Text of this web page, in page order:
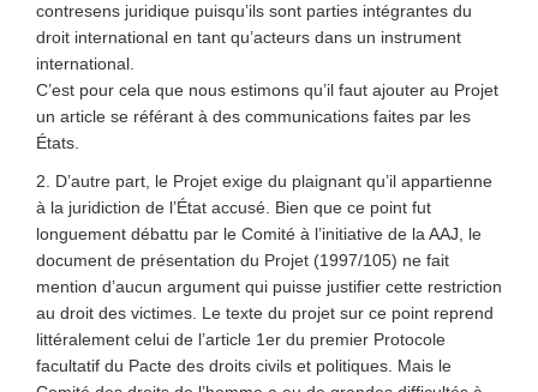
contresens juridique puisqu’ils sont parties intégrantes du
droit international en tant qu’acteurs dans un instrument
international.
C’est pour cela que nous estimons qu’il faut ajouter au Projet
un article se référant à des communications faites par les
États.
2. D’autre part, le Projet exige du plaignant qu’il appartienne
à la juridiction de l’État accusé. Bien que ce point fut
longuement débattu par le Comité à l’initiative de la AAJ, le
document de présentation du Projet (1997/105) ne fait
mention d’aucun argument qui puisse justifier cette restriction
au droit des victimes. Le texte du projet sur ce point reprend
littéralement celui de l’article 1er du premier Protocole
facultatif du Pacte des droits civils et politiques. Mais le